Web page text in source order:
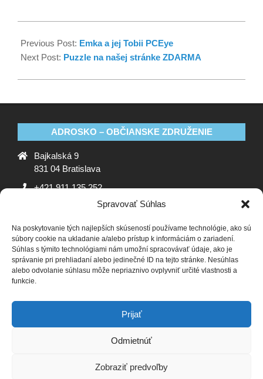
Spravovať Súhlas
Na poskytovanie tých najlepších skúseností používame technológie, ako sú
súbory cookie na ukladanie a/alebo prístup k informáciám o zariadení.
Súhlas s týmito technológiami nám umožní spracovávať údaje, ako je
správanie pri prehliadaní alebo jedinečné ID na tejto stránke. Nesúhlas
alebo odvolanie súhlasu môže nepriaznivo ovplyvniť určité vlastnosti a
funkcie.
Prijať
Odmietnúť
Zobraziť predvoľby
Previous Post: Emka a jej Tobii PCEye
Next Post: Puzzle na našej stránke ZDARMA
ADROSKO – OBČIANSKE ZDRUŽENIE
Bajkalská 9
831 04 Bratislava
+421 911 135 252
ADROSKO
Stanovy OZ Ochrana osobných údajov
Zásady
používania súborov cookie (EÚ)
Vyhlásenie o ochrane
osobných údajov (EU)
SLEDUJTE NÁS